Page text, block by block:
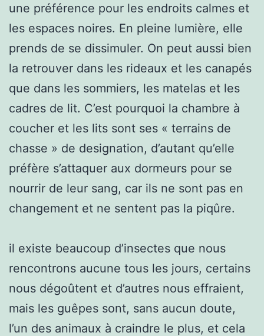
une préférence pour les endroits calmes et
les espaces noires. En pleine lumière, elle
prends de se dissimuler. On peut aussi bien
la retrouver dans les rideaux et les canapés
que dans les sommiers, les matelas et les
cadres de lit. C’est pourquoi la chambre à
coucher et les lits sont ses « terrains de
chasse » de designation, d’autant qu’elle
préfère s’attaquer aux dormeurs pour se
nourrir de leur sang, car ils ne sont pas en
changement et ne sentent pas la piqûre.
il existe beaucoup d’insectes que nous
rencontrons aucune tous les jours, certains
nous dégoûtent et d’autres nous effraient,
mais les guêpes sont, sans aucun doute,
l’un des animaux à craindre le plus, et cela